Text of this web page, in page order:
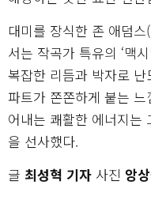
대미를 장식한 존 애덤
서는 작곡가 특유의 ‘맥
복잡한 리듬과 박자로
파트가 쫀쫀하게 붙는
어내는 쾌활한 에너지는
을 선사했다.
글 최성혁 기자 사진 앙